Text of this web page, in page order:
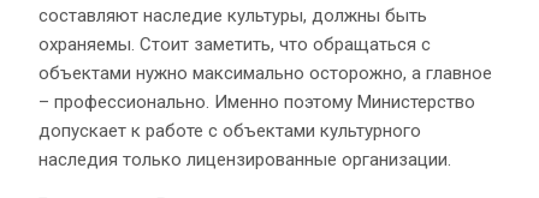
составляют наследие культуры, должны быть
охраняемы. Стоит заметить, что обращаться с
объектами нужно максимально осторожно, а главное
– профессионально. Именно поэтому Министерство
допускает к работе с объектами культурного
наследия только лицензированные организации.